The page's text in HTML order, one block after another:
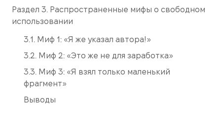
Раздел 3. Распространенные мифы о свободном
использовании
3.1. Миф 1: «Я же указал автора!»
3.2. Миф 2: «Это же не для заработка»
3.3. Миф 3: «Я взял только маленький
фрагмент»
Выводы